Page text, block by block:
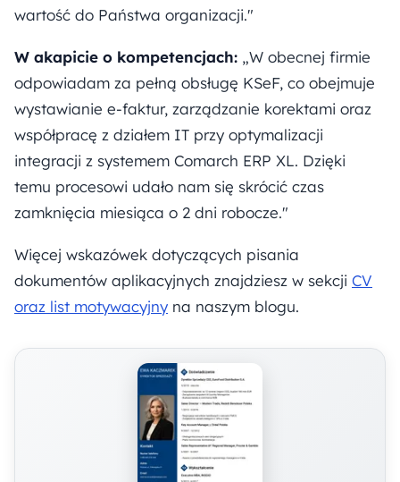
wartość do Państwa organizacji."
W akapicie o kompetencjach: „W obecnej firmie
odpowiadam za pełną obsługę KSeF, co obejmuje
wystawianie e-faktur, zarządzanie korektami oraz
współpracę z działem IT przy optymalizacji
integracji z systemem Comarch ERP XL. Dzięki
temu procesowi udało nam się skrócić czas
zamknięcia miesiąca o 2 dni robocze."
Więcej wskazówek dotyczących pisania
dokumentów aplikacyjnych znajdziesz w sekcji CV
oraz list motywacyjny na naszym blogu.